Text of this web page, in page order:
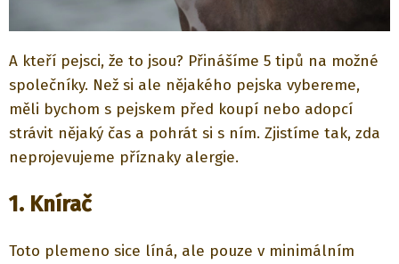
A kteří pejsci, že to jsou? Přinášíme 5 tipů na možné
společníky. Než si ale nějakého pejska vybereme,
měli bychom s pejskem před koupí nebo adopcí
strávit nějaký čas a pohrát si s ním. Zjistíme tak, zda
neprojevujeme příznaky alergie.
1. Knírač
Toto plemeno sice líná, ale pouze v minimálním